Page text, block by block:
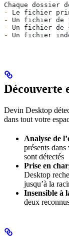
Chaque dossier
-
Le fichier
-
Un fichier de
-
Un fichier de
-
Un fichier
Découverte
Devin Desktop
dans tout votre
Analyse de
présents
sont détectés
Prise en
Desktop
jusqu’à la
Insensible à
deux